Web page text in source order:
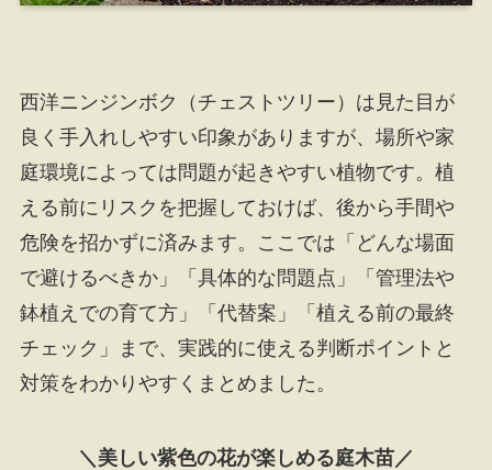
西洋ニンジンボク（チェストツリー）は見た目が
良く手入れしやすい印象がありますが、場所や家
庭環境によっては問題が起きやすい植物です。植
える前にリスクを把握しておけば、後から手間や
危険を招かずに済みます。ここでは「どんな場面
で避けるべきか」「具体的な問題点」「管理法や
鉢植えでの育て方」「代替案」「植える前の最終
チェック」まで、実践的に使える判断ポイントと
対策をわかりやすくまとめました。
＼美しい紫色の花が楽しめる庭木苗／